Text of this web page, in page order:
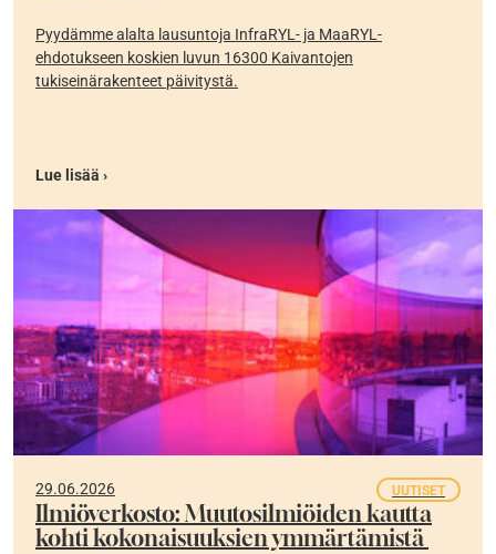
Pyydämme alalta lausuntoja InfraRYL- ja MaaRYL-
ehdotukseen koskien luvun 16300 Kaivantojen
tukiseinärakenteet päivitystä.
Lue lisää ›
29.06.2026 UUTISET
Ilmiöverkosto: Muutosilmiöiden kautta
kohti kokonaisuuksien ymmärtämistä